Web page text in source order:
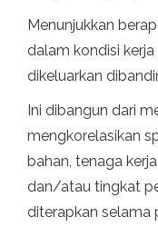
Menunjukkan
dalam kondisi
dikeluarkan
Ini dibangun dari
mengkorelasikan
bahan, tenaga
dan/atau tingkat
diterapkan selama